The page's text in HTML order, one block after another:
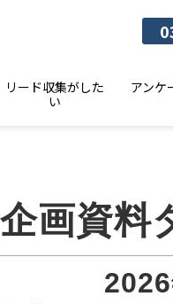
リード収集がした
い
アンケ
企画資料